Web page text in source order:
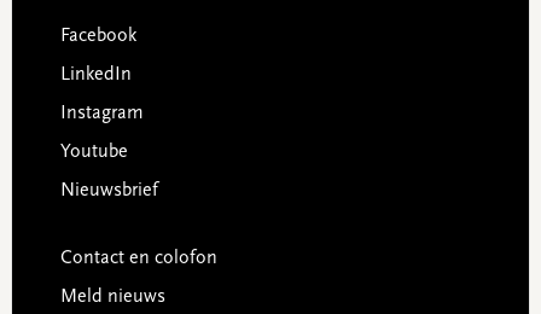
Facebook
LinkedIn
Instagram
Youtube
Nieuwsbrief
Contact en colofon
Meld nieuws